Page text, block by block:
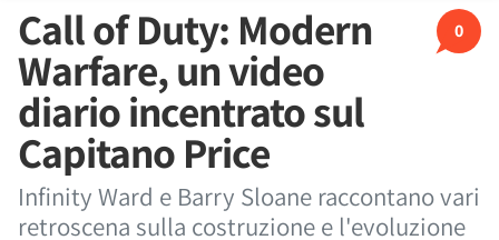
0
Call of Duty: Modern
Warfare, un video
diario incentrato sul
Capitano Price
Infinity Ward e Barry Sloane raccontano vari
retroscena sulla costruzione e l'evoluzione